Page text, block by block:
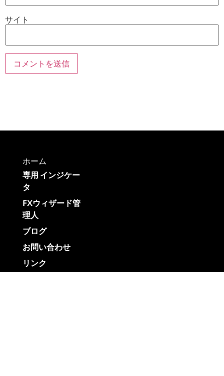
サイト
ホーム
専用 インジケー
タ
FXウィザード管
理人
ブログ
お問い合わせ
リンク